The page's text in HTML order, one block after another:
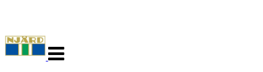
navigasjon